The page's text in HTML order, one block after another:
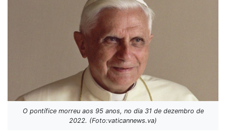
O pontífice morreu aos 95 anos, no dia 31 de dezembro de
2022. (Foto:vaticannews.va)